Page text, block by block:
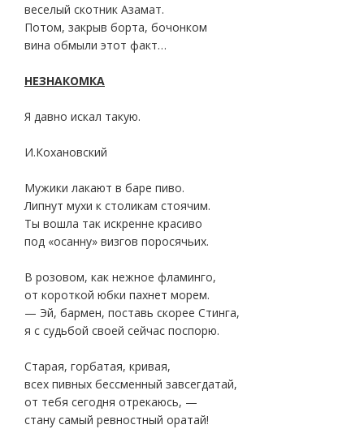
веселый скотник Азамат.
Потом, закрыв борта, бочонком
вина обмыли этот факт…
НЕЗНАКОМКА
Я давно искал такую.
И.Кохановский
Мужики лакают в баре пиво.
Липнут мухи к столикам стоячим.
Ты вошла так искренне красиво
под «осанну» визгов поросячьих.
В розовом, как нежное фламинго,
от короткой юбки пахнет морем.
— Эй, бармен, поставь скорее Стинга,
я с судьбой своей сейчас поспорю.
Старая, горбатая, кривая,
всех пивных бессменный завсегдатай,
от тебя сегодня отрекаюсь, —
стану самый ревностный оратай!